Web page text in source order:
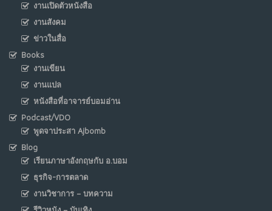
งานเปิดตัวหนังสือ
งานสังคม
ข่าวในสื่อ
Books
งานเขียน
งานแปล
หนังสือที่อาจารย์บอมอ่าน
Podcast/VDO
พูดจาประสา Ajbomb
Blog
เรียนภาษาอังกฤษกับ อ.บอม
ธุรกิจ-การตลาด
งานวิชาการ – บทความ